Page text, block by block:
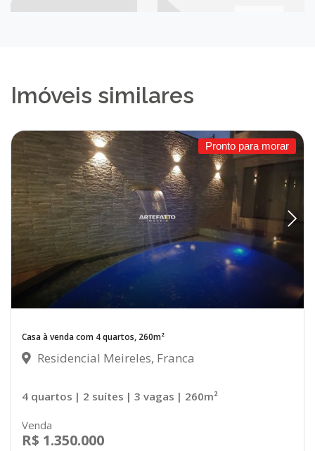
Imóveis similares
Pronto para morar
Casa à venda com 4 quartos, 260m²
Residencial Meireles, Franca
4 quartos | 2 suítes | 3 vagas | 260m²
Venda
R$ 1.350.000